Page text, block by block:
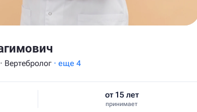
Вертебролог · еще 4
от 15 лет
принимает